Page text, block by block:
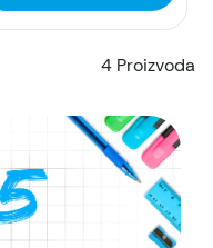
4 Proizvoda